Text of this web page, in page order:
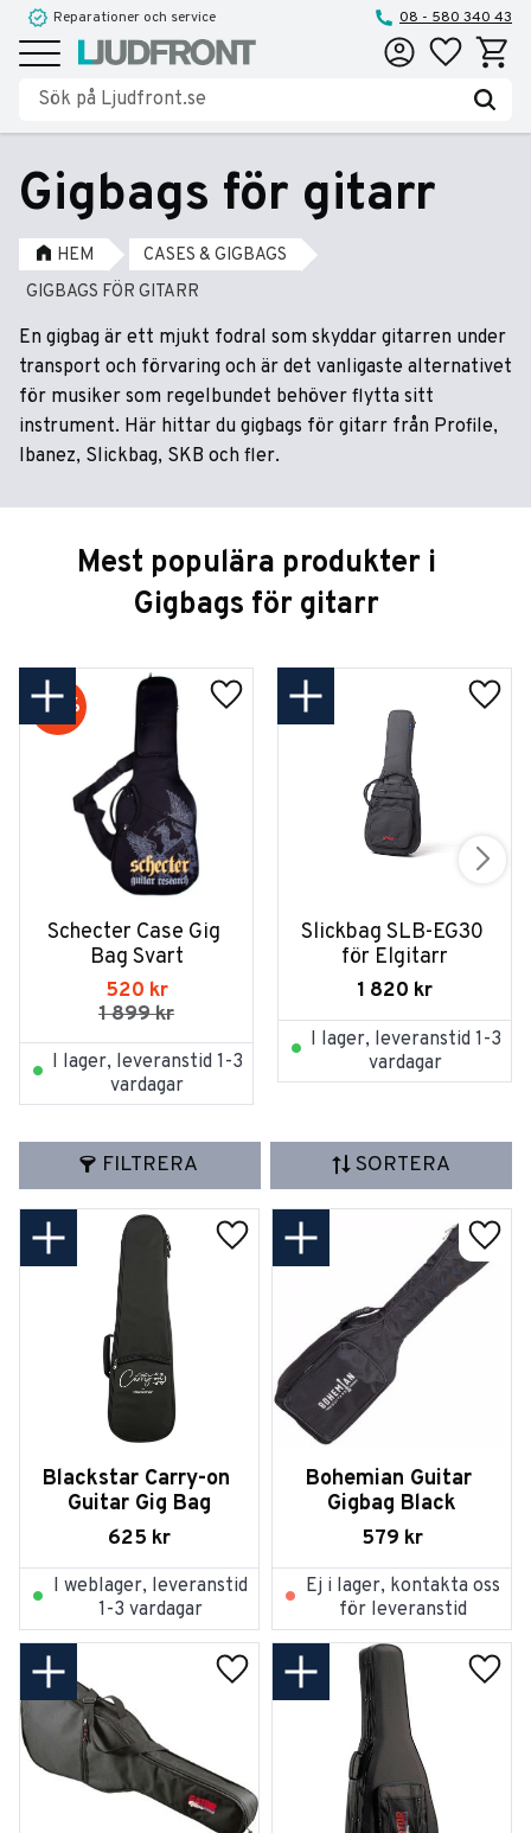
Meny
Reparationer och service 08 - 580 340 43
Favoriter
Gigbags för gitarr
HEM
CASES & GIGBAGS
GIGBAGS FÖR GITARR
En gigbag är ett mjukt fodral som skyddar gitarren under
transport och förvaring och är det vanligaste alternativet
för musiker som regelbundet behöver flytta sitt
instrument. Här hittar du gigbags för gitarr från Profile,
Ibanez, Slickbag, SKB och fler.
Mest populära produkter i
Gigbags för gitarr
Schecter Case Gig
Bag Svart
520 kr
1 899kr
73 %
I lager, leveranstid 1-3
vardagar
Slickbag SLB-EG30
för Elgitarr
1 820 kr
I lager, leveranstid 1-3
vardagar
FILTRERA SORTERA
Blackstar Carry-on
Guitar Gig Bag
625 kr
Lägg till i favoriter
I weblager, leveranstid
1-3 vardagar
Bohemian Guitar
Gigbag Black
579 kr
Ej i lager, kontakta oss
för leveranstid
Lägg till i favoriter